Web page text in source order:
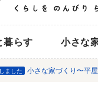
暮らす 小さな
ました 小さな家づくり〜平